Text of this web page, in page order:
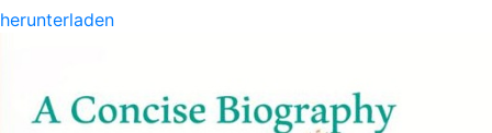
herunterladen